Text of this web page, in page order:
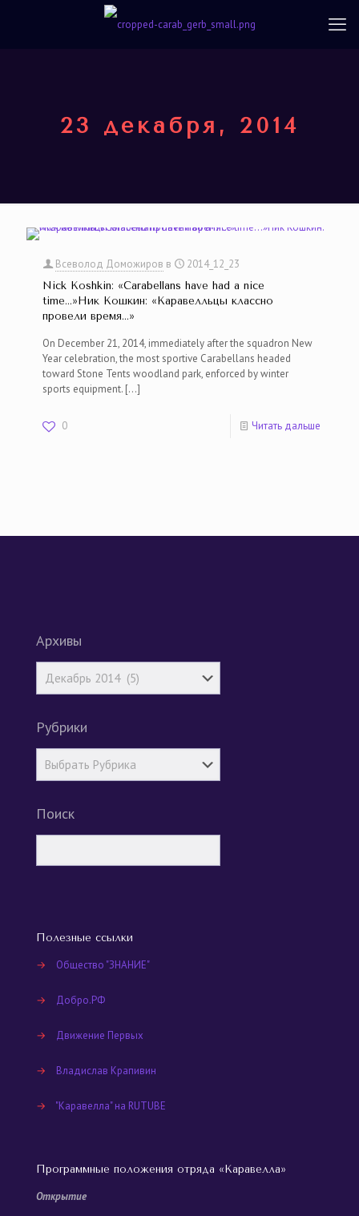
23 декабря, 2014
Всеволод Доможиров в 2014_12_23
Nick Koshkin: «Carabellans have had a nice
time…»Ник Кошкин: «Каравелльцы классно
провели время…»
On December 21, 2014, immediately after the squadron New
Year celebration, the most sportive Carabellans headed
toward Stone Tents woodland park, enforced by winter
sports equipment. […]
0 Читать дальше
Архивы
Рубрики
Поиск
Полезные ссылки
→ Общество "ЗНАНИЕ"
→ Добро.РФ
→ Движение Первых
→ Владислав Крапивин
→ "Каравелла" на RUTUBE
Программные положения отряда «Каравелла»
Открытие